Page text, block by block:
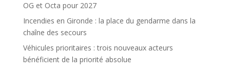
OG et Octa pour 2027
Incendies en Gironde : la place du gendarme dans la
chaîne des secours
Véhicules prioritaires : trois nouveaux acteurs
bénéficient de la priorité absolue